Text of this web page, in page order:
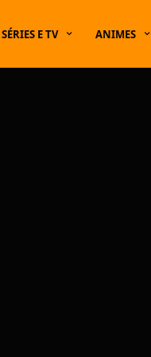
SÉRIES E TV ANIMES